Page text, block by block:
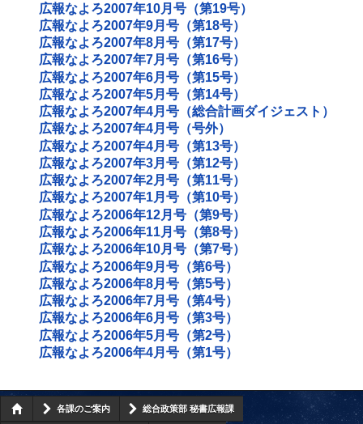
広報なよろ2007年10月号（第19号）
広報なよろ2007年9月号（第18号）
広報なよろ2007年8月号（第17号）
広報なよろ2007年7月号（第16号）
広報なよろ2007年6月号（第15号）
広報なよろ2007年5月号（第14号）
広報なよろ2007年4月号（総合計画ダイジェスト）
広報なよろ2007年4月号（号外）
広報なよろ2007年4月号（第13号）
広報なよろ2007年3月号（第12号）
広報なよろ2007年2月号（第11号）
広報なよろ2007年1月号（第10号）
広報なよろ2006年12月号（第9号）
広報なよろ2006年11月号（第8号）
広報なよろ2006年10月号（第7号）
広報なよろ2006年9月号（第6号）
広報なよろ2006年8月号（第5号）
広報なよろ2006年7月号（第4号）
広報なよろ2006年6月号（第3号）
広報なよろ2006年5月号（第2号）
広報なよろ2006年4月号（第1号）
各課のご案内 総合政策部 秘書広報課